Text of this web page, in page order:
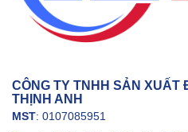
CÔNG TY TNHH SẢN XUẤT
THỊNH ANH
MST: 0107085951